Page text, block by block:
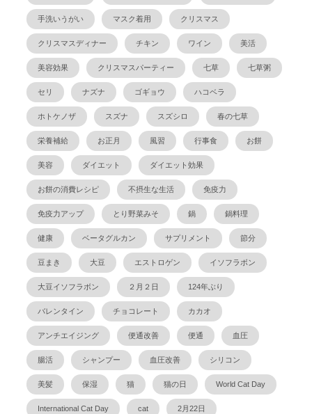
手洗いうがい マスク着用 クリスマス
クリスマスディナー チキン ワイン 美活
美容効果 クリスマスパーティー 七草 七草粥
セリ ナズナ ゴギョウ ハコベラ
ホトケノザ スズナ スズシロ 春の七草
栄養補給 お正月 風習 行事食 お餅
美容 ダイエット ダイエット効果
お餅の消費レシピ 不摂生な生活 免疫力
免疫力アップ とり野菜みそ 鍋 鍋料理
健康 ベータグルカン サプリメント 節分
豆まき 大豆 エストロゲン イソフラボン
大豆イソフラボン ２月２日 124年ぶり
バレンタイン チョコレート カカオ
アンチエイジング 便通改善 便通 血圧
腸活 シャンプー 血圧改善 シリコン
美髪 保湿 猫 猫の日 World Cat Day
International Cat Day cat 2月22日